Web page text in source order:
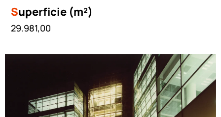
Superficie (m²)
29.981,00